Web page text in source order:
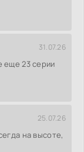
31.07.26
еще 23 серии
25.07.26
на высоте,